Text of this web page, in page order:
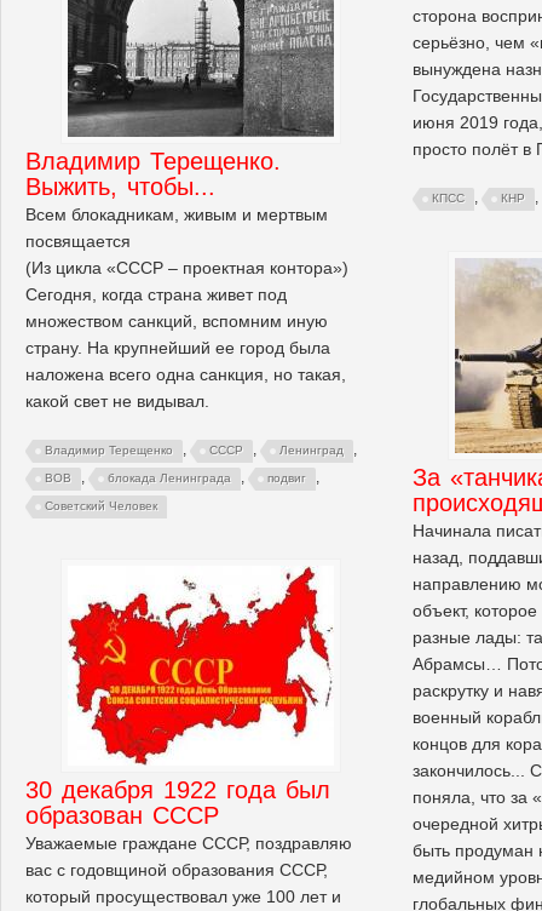
сторона
серьёзно, чем
вынуждена
июня 2019
просто полёт
КПСС , КНР ,
Владимир Терещенко.
Выжить, чтобы...
Всем блокадникам, живым и мертвым
посвящается
(Из цикла «СССР – проектная контора»)
Сегодня, когда страна живет под
множеством санкций, вспомним иную
страну. На крупнейший ее город была
наложена всего одна санкция, но такая,
какой свет не видывал.
Владимир Терещенко , СССР , Ленинград ,
ВОВ , блокада Ленинграда , подвиг ,
Советский Человек
За
Начинала
назад,
направлению
объект,
разные лады:
Абрамсы…
раскрутку и
военный
концов для
закончилось...
поняла, что за
очередной
быть продуман
медийном
глобальных
30 декабря 1922 года был
образован СССР
Уважаемые граждане СССР, поздравляю
вас с годовщиной образования СССР,
который просуществовал уже 100 лет и